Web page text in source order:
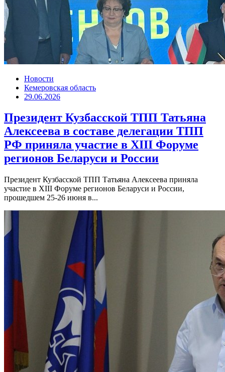
Новости
Кемеровская область
29.06.2026
Президент Кузбасской ТПП Татьяна
Алексеева в составе делегации ТПП
РФ приняла участие в XIII Форуме
регионов Беларуси и России
Президент Кузбасской ТПП Татьяна Алексеева приняла
участие в XIII Форуме регионов Беларуси и России,
прошедшем 25-26 июня в...